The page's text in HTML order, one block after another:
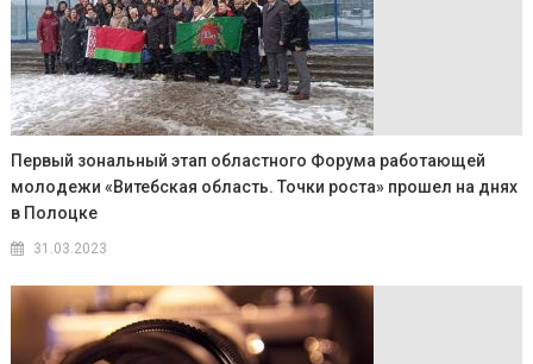
Первый зональный этап областного Форума работающей
молодежи «Витебская область. Точки роста» прошел на днях
в Полоцке
31.03.2023